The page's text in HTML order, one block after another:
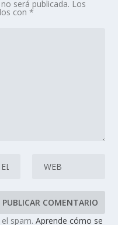
será publicada. Los
con*
el spam.Aprende cómo se